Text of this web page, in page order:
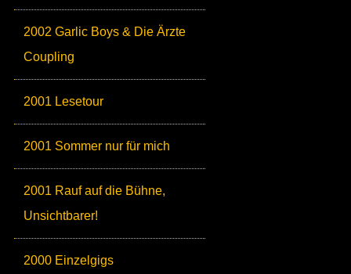
2002 Garlic Boys & Die Ärzte
Coupling
2001 Lesetour
2001 Sommer nur für mich
2001 Rauf auf die Bühne,
Unsichtbarer!
2000 Einzelgigs